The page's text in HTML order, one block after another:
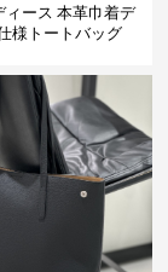
ィース 本革巾着デ
様トートバッグ